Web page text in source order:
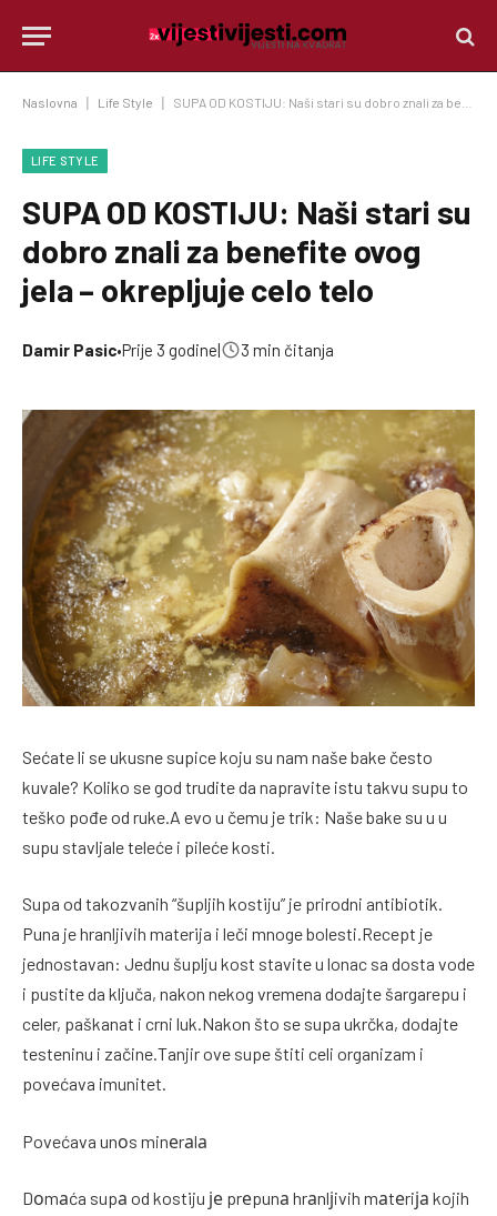
Naslovna Life Style SUPA OD KOSTIJU: Naši stari su dobro znali za benefite ovog jela – okrepljuje celo telo
LIFE STYLE
SUPA OD KOSTIJU: Naši stari su
dobro znali za benefite ovog
jela – okrepljuje celo telo
Damir Pasic•Prije 3 godine| 3 min čitanja
Sećate li se ukusne supice koju su nam naše bake često
kuvale? Koliko se god trudite da napravite istu takvu supu to
teško pođe od ruke.A evo u čemu je trik: Naše bake su u u
supu stavljale teleće i pileće kosti.
Supa od takozvanih “šupljih kostiju” je prirodni antibiotik.
Puna je hranljivih materija i leči mnoge bolesti.Recept je
jednostavan: Jednu šuplju kost stavite u lonac sa dosta vode
i pustite da ključa, nakon nekog vremena dodajte šargarepu i
celer, paškanat i crni luk.Nakon što se supa ukrčka, dodajte
testeninu i začine.Tanjir ove supe štiti celi organizam i
povećava imunitet.
Povećava unоs minеrаlа
Dоmаća supа od kostiju је prеpunа hrаnlјivih mаtеriја kojih